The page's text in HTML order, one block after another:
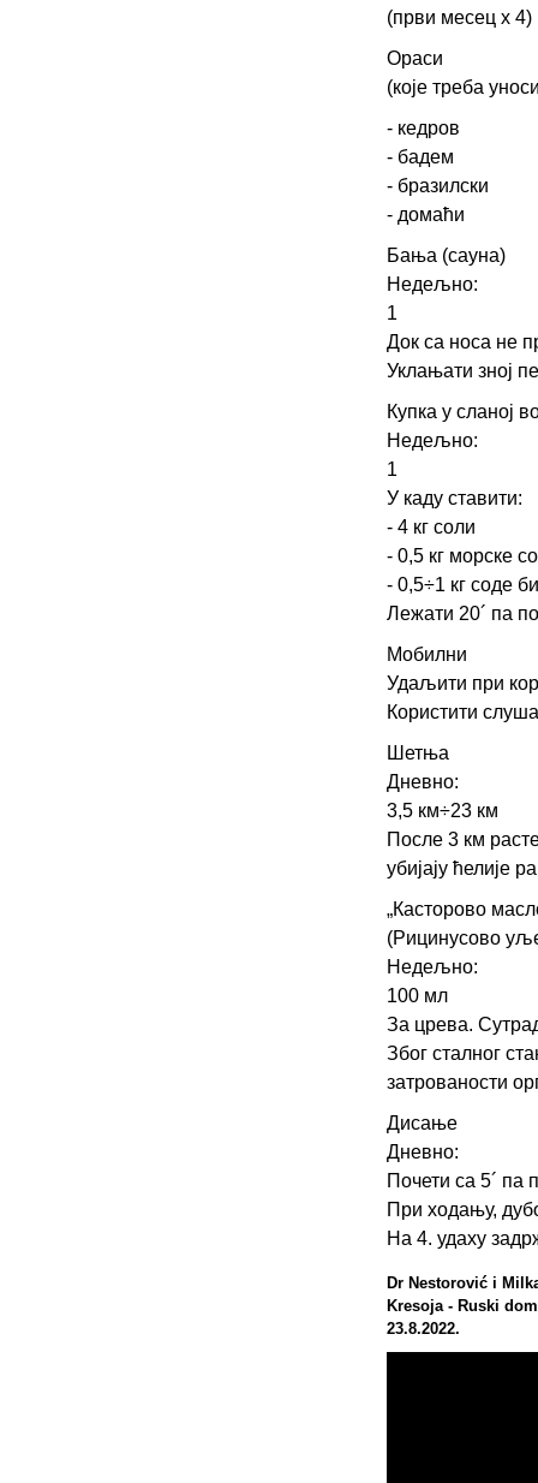
(први месец х 4)
Ораси
(које треба
- кедров
- бадем
- бразилски
- домаћи
Бања (сауна)
Недељно:
1
Док са носа не
Уклањати зној
Купка у сланој
Недељно:
1
У каду ставити:
- 4 кг соли
- 0,5 кг морске
- 0,5÷1 кг соде
Лежати 20´ па
Мобилни
Удаљити при
Користити
Шетња
Дневно:
3,5 км÷23 км
После 3 км
убијају ћелије
„Касторово
(Рицинусово
Недељно:
100 мл
За црева.
Због сталног
затрованости
Дисање
Дневно:
Почети са 5´ па
При ходању,
На 4. удаху
Dr Nestorović i
Kresoja - Ruski dom
23.8.2022.